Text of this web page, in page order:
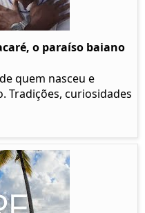
o paraíso baiano
quem nasceu e
Tradições, curiosidades